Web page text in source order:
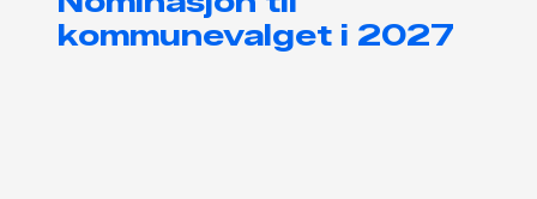
kommunevalget i 2027